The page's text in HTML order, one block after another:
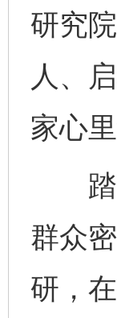
研究
人、
家心
踏访
群众
研，